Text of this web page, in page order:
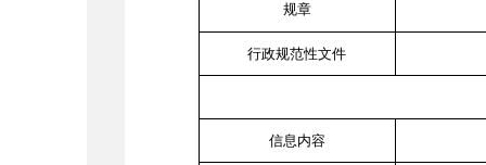
规章
行政规范性文件
信息内容